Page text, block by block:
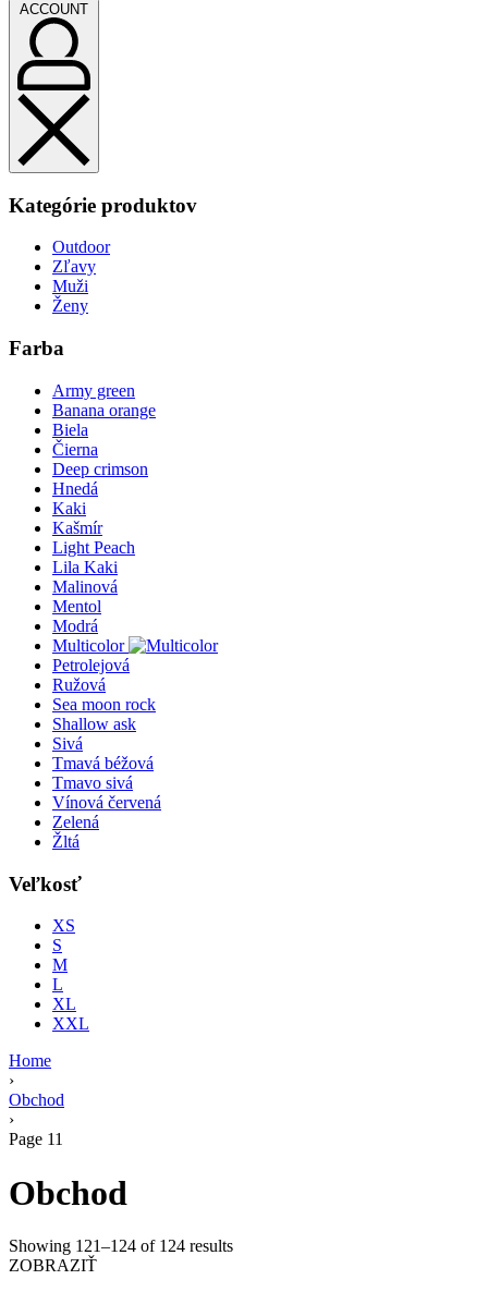
ACCOUNT
Kategórie produktov
Outdoor
Zľavy
Muži
Ženy
Farba
Army green
Banana orange
Biela
Čierna
Deep crimson
Hnedá
Kaki
Kašmír
Light Peach
Lila Kaki
Malinová
Mentol
Modrá
Multicolor
Petrolejová
Ružová
Sea moon rock
Shallow ask
Sivá
Tmavá béžová
Tmavo sivá
Vínová červená
Zelená
Žltá
Veľkosť
XS
S
M
L
XL
XXL
Home
›
Obchod
›
Page 11
Obchod
Showing 121–124 of 124 results
ZOBRAZIŤ